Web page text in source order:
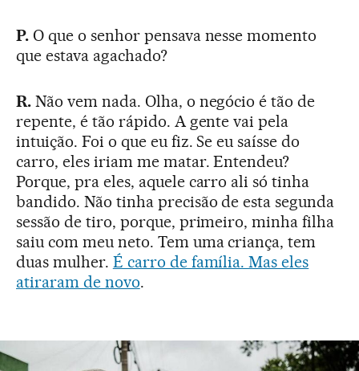
P.O que o senhor pensava nesse momento
que estava agachado?
R.Não vem nada. Olha, o negócio é tão de
repente, é tão rápido. A gente vai pela
intuição. Foi o que eu fiz. Se eu saísse do
carro, eles iriam me matar. Entendeu?
Porque, pra eles, aquele carro ali só tinha
bandido. Não tinha precisão de esta segunda
sessão de tiro, porque, primeiro, minha filha
saiu com meu neto. Tem uma criança, tem
duas mulher. É carro de família. Mas eles
atiraram de novo.